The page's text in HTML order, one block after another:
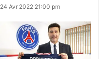
24 Avr 2022 21:00 pm